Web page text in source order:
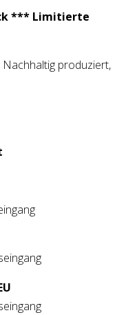
*** Limitierte
Nachhaltig produziert,